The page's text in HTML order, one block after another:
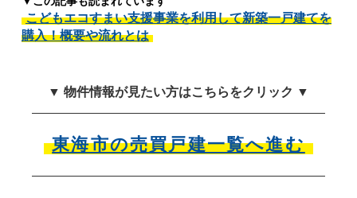
こどもエコすまい支援事業を利用して新築一戸建てを
購入！概要や流れとは
▼ 物件情報が見たい方はこちらをクリック ▼
東海市の売買戸建一覧へ進む